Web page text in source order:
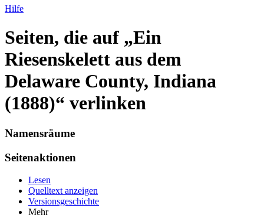
Hilfe
Seiten, die auf „Ein
Riesenskelett aus dem
Delaware County, Indiana
(1888)“ verlinken
Namensräume
Seitenaktionen
Lesen
Quelltext anzeigen
Versionsgeschichte
Mehr